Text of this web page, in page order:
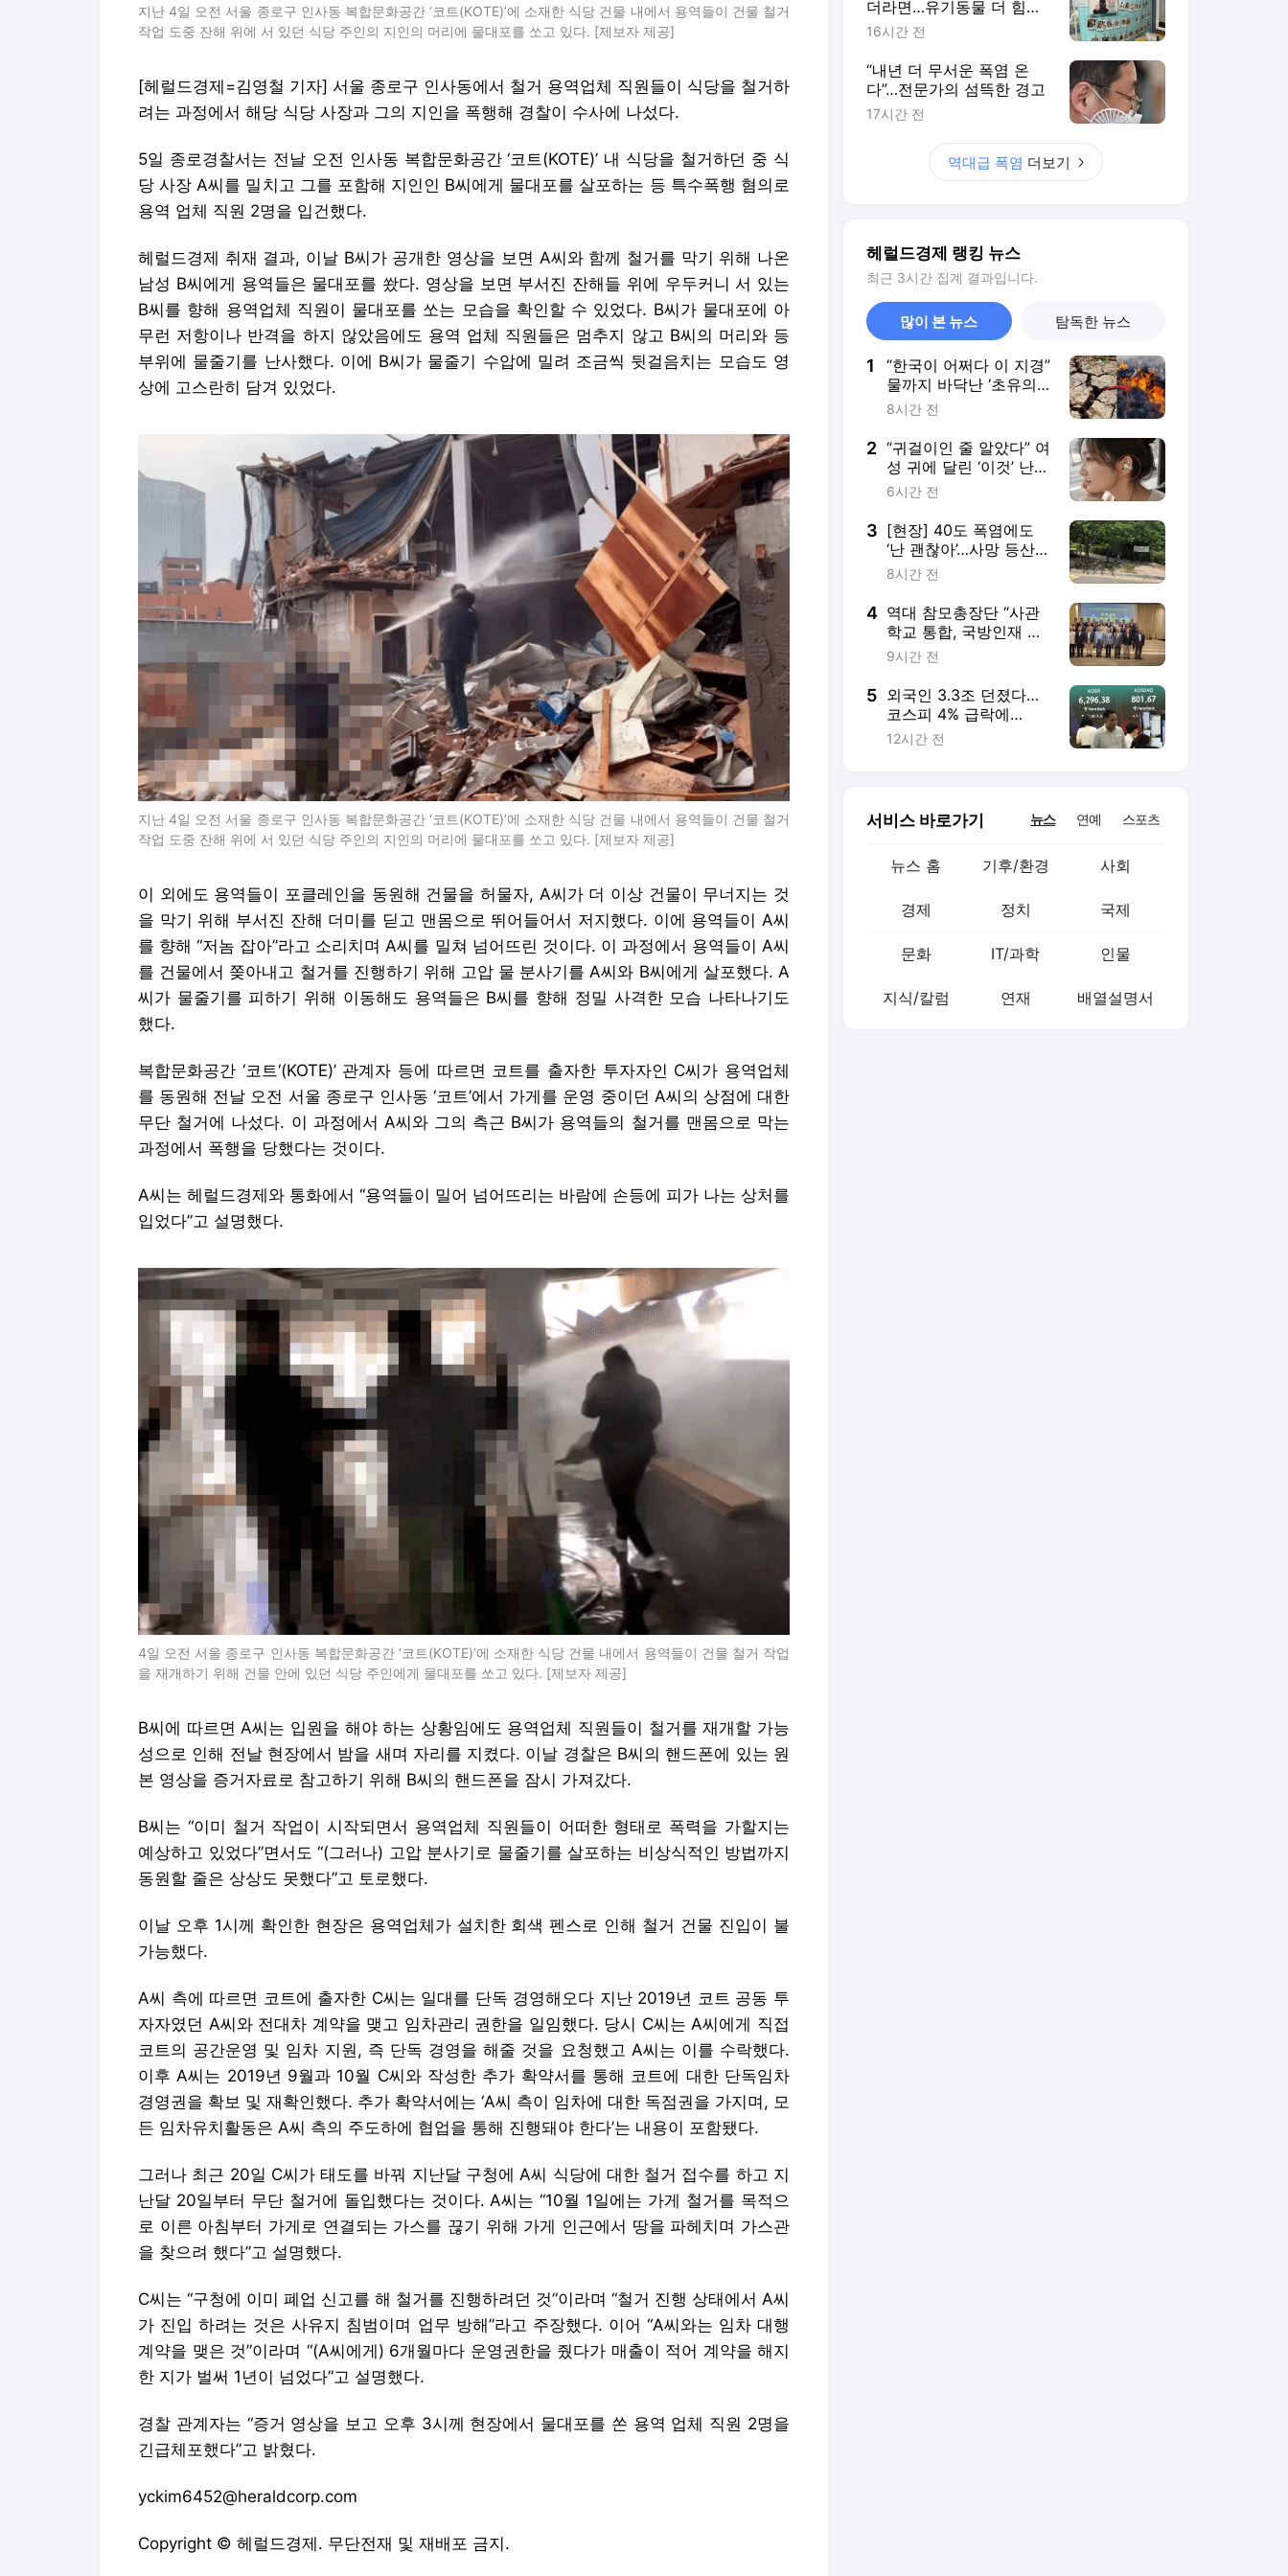
지난 4일 오전 서울 종로구 인사동 복합문화공간 ‘코트(KOTE)’에 소재한 식당 건물 내에서 용역들이 건물 철거
작업 도중 잔해 위에 서 있던 식당 주인의 지인의 머리에 물대포를 쏘고 있다. [제보자 제공]
[헤럴드경제=김영철 기자] 서울 종로구 인사동에서 철거 용역업체 직원들이 식당을 철거하
려는 과정에서 해당 식당 사장과 그의 지인을 폭행해 경찰이 수사에 나섰다.
5일 종로경찰서는 전날 오전 인사동 복합문화공간 ‘코트(KOTE)’ 내 식당을 철거하던 중 식
당 사장 A씨를 밀치고 그를 포함해 지인인 B씨에게 물대포를 살포하는 등 특수폭행 혐의로
용역 업체 직원 2명을 입건했다.
헤럴드경제 취재 결과, 이날 B씨가 공개한 영상을 보면 A씨와 함께 철거를 막기 위해 나온
남성 B씨에게 용역들은 물대포를 쐈다. 영상을 보면 부서진 잔해들 위에 우두커니 서 있는
B씨를 향해 용역업체 직원이 물대포를 쏘는 모습을 확인할 수 있었다. B씨가 물대포에 아
무런 저항이나 반격을 하지 않았음에도 용역 업체 직원들은 멈추지 않고 B씨의 머리와 등
부위에 물줄기를 난사했다. 이에 B씨가 물줄기 수압에 밀려 조금씩 뒷걸음치는 모습도 영
상에 고스란히 담겨 있었다.
지난 4일 오전 서울 종로구 인사동 복합문화공간 ‘코트(KOTE)’에 소재한 식당 건물 내에서 용역들이 건물 철거
작업 도중 잔해 위에 서 있던 식당 주인의 지인의 머리에 물대포를 쏘고 있다. [제보자 제공]
이 외에도 용역들이 포클레인을 동원해 건물을 허물자, A씨가 더 이상 건물이 무너지는 것
을 막기 위해 부서진 잔해 더미를 딛고 맨몸으로 뛰어들어서 저지했다. 이에 용역들이 A씨
를 향해 “저놈 잡아”라고 소리치며 A씨를 밀쳐 넘어뜨린 것이다. 이 과정에서 용역들이 A씨
를 건물에서 쫒아내고 철거를 진행하기 위해 고압 물 분사기를 A씨와 B씨에게 살포했다. A
씨가 물줄기를 피하기 위해 이동해도 용역들은 B씨를 향해 정밀 사격한 모습 나타나기도
했다.
복합문화공간 ‘코트‘(KOTE)’ 관계자 등에 따르면 코트를 출자한 투자자인 C씨가 용역업체
를 동원해 전날 오전 서울 종로구 인사동 ‘코트’에서 가게를 운영 중이던 A씨의 상점에 대한
무단 철거에 나섰다. 이 과정에서 A씨와 그의 측근 B씨가 용역들의 철거를 맨몸으로 막는
과정에서 폭행을 당했다는 것이다.
A씨는 헤럴드경제와 통화에서 “용역들이 밀어 넘어뜨리는 바람에 손등에 피가 나는 상처를
입었다”고 설명했다.
4일 오전 서울 종로구 인사동 복합문화공간 ‘코트(KOTE)’에 소재한 식당 건물 내에서 용역들이 건물 철거 작업
을 재개하기 위해 건물 안에 있던 식당 주인에게 물대포를 쏘고 있다. [제보자 제공]
B씨에 따르면 A씨는 입원을 해야 하는 상황임에도 용역업체 직원들이 철거를 재개할 가능
성으로 인해 전날 현장에서 밤을 새며 자리를 지켰다. 이날 경찰은 B씨의 핸드폰에 있는 원
본 영상을 증거자료로 참고하기 위해 B씨의 핸드폰을 잠시 가져갔다.
B씨는 “이미 철거 작업이 시작되면서 용역업체 직원들이 어떠한 형태로 폭력을 가할지는
예상하고 있었다”면서도 “(그러나) 고압 분사기로 물줄기를 살포하는 비상식적인 방법까지
동원할 줄은 상상도 못했다”고 토로했다.
이날 오후 1시께 확인한 현장은 용역업체가 설치한 회색 펜스로 인해 철거 건물 진입이 불
가능했다.
A씨 측에 따르면 코트에 출자한 C씨는 일대를 단독 경영해오다 지난 2019년 코트 공동 투
자자였던 A씨와 전대차 계약을 맺고 임차관리 권한을 일임했다. 당시 C씨는 A씨에게 직접
코트의 공간운영 및 임차 지원, 즉 단독 경영을 해줄 것을 요청했고 A씨는 이를 수락했다.
이후 A씨는 2019년 9월과 10월 C씨와 작성한 추가 확약서를 통해 코트에 대한 단독임차
경영권을 확보 및 재확인했다. 추가 확약서에는 ‘A씨 측이 임차에 대한 독점권을 가지며, 모
든 임차유치활동은 A씨 측의 주도하에 협업을 통해 진행돼야 한다’는 내용이 포함됐다.
그러나 최근 20일 C씨가 태도를 바꿔 지난달 구청에 A씨 식당에 대한 철거 접수를 하고 지
난달 20일부터 무단 철거에 돌입했다는 것이다. A씨는 “10월 1일에는 가게 철거를 목적으
로 이른 아침부터 가게로 연결되는 가스를 끊기 위해 가게 인근에서 땅을 파헤치며 가스관
을 찾으려 했다”고 설명했다.
C씨는 “구청에 이미 폐업 신고를 해 철거를 진행하려던 것”이라며 “철거 진행 상태에서 A씨
가 진입 하려는 것은 사유지 침범이며 업무 방해”라고 주장했다. 이어 “A씨와는 임차 대행
계약을 맺은 것”이라며 “(A씨에게) 6개월마다 운영권한을 줬다가 매출이 적어 계약을 해지
한 지가 벌써 1년이 넘었다”고 설명했다.
경찰 관계자는 “증거 영상을 보고 오후 3시께 현장에서 물대포를 쏜 용역 업체 직원 2명을
긴급체포했다”고 밝혔다.
yckim6452@heraldcorp.com
Copyright © 헤럴드경제. 무단전재 및 재배포 금지.
더라면…유기동물 더 힘겨
운 여름나기
16시간 전
“내년 더 무서운 폭염 온
다”…전문가의 섬뜩한 경고
17시간 전
역대급 폭염 더보기
헤럴드경제 랭킹 뉴스
최근 3시간 집계 결과입니다.
많이 본 뉴스 탐독한 뉴스
1
“한국이 어쩌다 이 지경”
물까지 바닥난 ‘초유의
사태’…최악의 여름, 이
래?]
8시간 전
2 “귀걸이인 줄 알았다” 여
성 귀에 달린 ‘이것’ 난
리…삼성 ‘초유의 기기’
6시간 전
3 [현장] 40도 폭염에도
‘난 괜찮아’…사망 등산객
속출에도 끊이지 않는
8시간 전
4 역대 참모총장단 “사관
학교 통합, 국방인재 양
성체계 흔드는 처사”
9시간 전
5 외국인 3.3조 던졌다…
코스피 4% 급락에
6200대로 후퇴 [투자
12시간 전
서비스 바로가기 뉴스 연예 스포츠
뉴스 홈 기후/환경 사회
경제 정치 국제
문화 IT/과학 인물
지식/칼럼 연재 배열설명서